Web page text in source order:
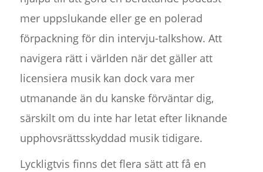
mer uppslukande eller ge en polerad
förpackning för din intervju-talkshow. Att
navigera rätt i världen när det gäller att
licensiera musik kan dock vara mer
utmanande än du kanske förväntar dig,
särskilt om du inte har letat efter liknande
upphovsrättsskyddad musik tidigare.
Lyckligtvis finns det flera sätt att få en